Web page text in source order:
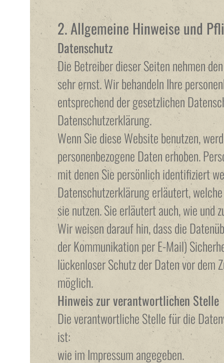
2. Allgemeine Hinweise und
Datenschutz
Die Betreiber dieser Seiten nehmen
sehr ernst. Wir behandeln Ihre
entsprechend der gesetzlichen
Datenschutzerklärung.
Wenn Sie diese Website benutzen,
personenbezogene Daten erhoben.
mit denen Sie persönlich identifiziert
Datenschutzerklärung erläutert,
sie nutzen. Sie erläutert auch, wie und
Wir weisen darauf hin, dass die
der Kommunikation per E-Mail)
lückenloser Schutz der Daten vor
möglich.
Hinweis zur verantwortlichen Stelle
Die verantwortliche Stelle für die
ist:
wie im Impressum angegeben.